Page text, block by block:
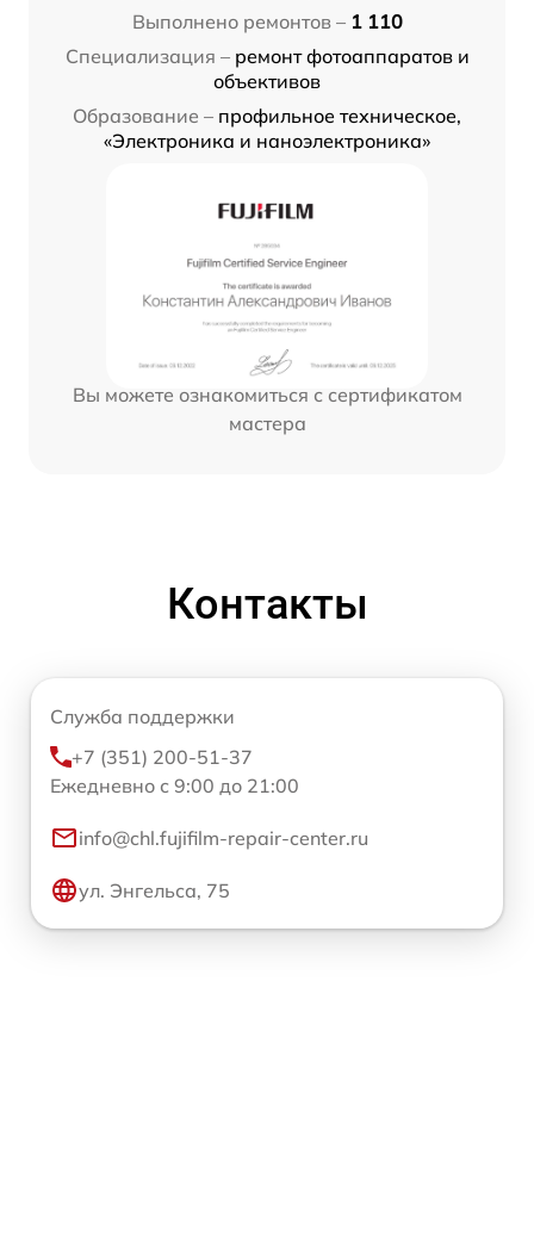
Выполнено ремонтов – 1 110
Специализация – ремонт фотоаппаратов и
объективов
Образование – профильное техническое,
«Электроника и наноэлектроника»
Вы можете ознакомиться с сертификатом
мастера
Контакты
Служба поддержки
+7 (351) 200-51-37
Ежедневно с 9:00 до 21:00
info@chl.fujifilm-repair-center.ru
ул. Энгельса, 75